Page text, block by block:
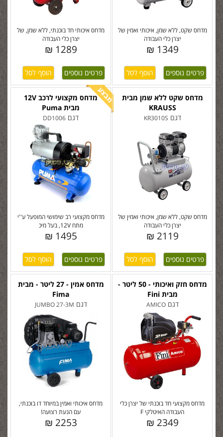
מדחס איכותי חד בוכנתי, ללא שמן, של
יצרן כלי העבודה
1289 ₪
פרטים נוספים
מדחס שקט, ללא שמן, איכותי ואמין של
יצרן כלי העבודה
1349 ₪
פרטים נוספים
מדחס מקצועי לרכב 12V
מבית Puma
דגם DD1006
מדחס מקצועי רב שימושי המופעל ע''י
מתח 12V, בעל מיכ
1495 ₪
פרטים נוספים
מדחס שקט ללא שמן מבית
KRAUSS
דגם KR3010S
מדחס שקט, ללא שמן, איכותי ואמין של
יצרן כלי העבודה
2119 ₪
פרטים נוספים
מדחס אמין - 27 ליטר - מבית
Fima
דגם JUMBO 27-3M
מדחס איכותי ואמין במיוחד דו בוכנתי,
עם הנעת רצועה!
2253 ₪
מדחס חזק ואיכותי - 50 ליטר -
מבית Fini
דגםAMICO
מדחס מקצועי חד בוכנתי של יצרן כלי
העבודה האיטלקי F
2349 ₪